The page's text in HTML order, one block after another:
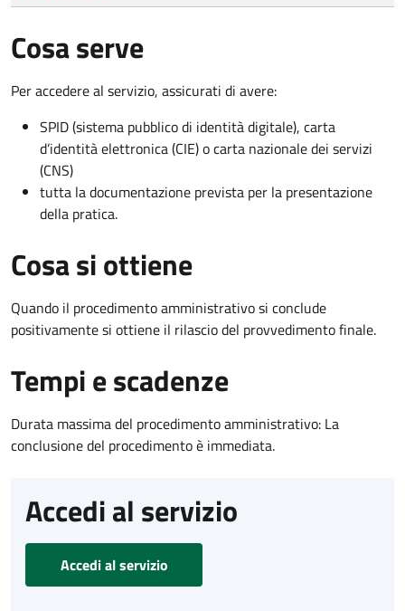
Cosa serve
Per accedere al servizio, assicurati di avere:
SPID (sistema pubblico di identità digitale), carta
d’identità elettronica (CIE) o carta nazionale dei servizi
(CNS)
tutta la documentazione prevista per la presentazione
della pratica.
Cosa si ottiene
Quando il procedimento amministrativo si conclude
positivamente si ottiene il rilascio del provvedimento finale.
Tempi e scadenze
Durata massima del procedimento amministrativo: La
conclusione del procedimento è immediata.
Accedi al servizio
Accedi al servizio